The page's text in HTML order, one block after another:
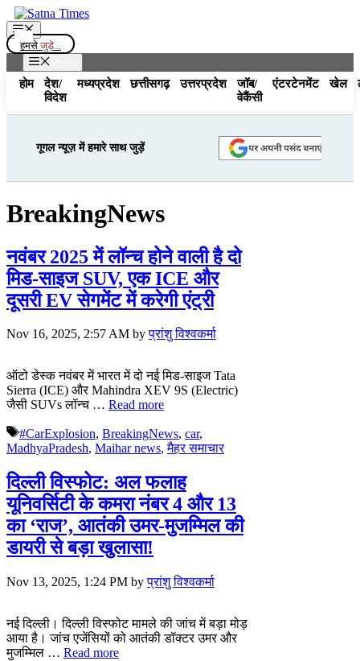
Skip
to
content
Menu
हमसे जुड़े...
होम
देश/
विदेश
मध्यप्रदेश छत्तीसगढ़ उत्तरप्रदेश
जॉब/
वेकैंसी
एंटरटेनमेंट खेल
गूगल न्यूज़ में हमारे साथ जुड़ें
BreakingNews
नवंबर 2025 में लॉन्च होने वाली है दो
मिड-साइज SUV, एक ICE और
दूसरी EV सेगमेंट में करेगी एंट्री
Nov 16, 2025, 2:57 AM byप्रांशु विश्वकर्मा
ऑटो डेस्क नवंबर में भारत में दो नई मिड-साइज Tata
Sierra (ICE) और Mahindra XEV 9S (Electric)
जैसी SUVs लॉन्च … Read more
Tags
#CarExplosion, BreakingNews, car,
MadhyaPradesh, Maihar news,मैहर समाचार
दिल्ली विस्फोट: अल फलाह
यूनिवर्सिटी के कमरा नंबर 4 और 13
का ‘राज’, आतंकी उमर-मुजम्मिल की
डायरी से बड़ा खुलासा!
Nov 13, 2025, 1:24 PM byप्रांशु विश्वकर्मा
नई दिल्ली। दिल्ली विस्फोट मामले की जांच में बड़ा मोड़
आया है। जांच एजेंसियों को आतंकी डॉक्टर उमर और
मुजम्मिल … Read more